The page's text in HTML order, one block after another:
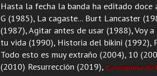
Hasta la fecha la banda ha editado doce
G (1985), La cagaste... Burt Lancaster
(1987), Agitar antes de usar (1988), Voy
tu vida (1990), Historia del bikini (1992),
Todo esto es muy extraño (2004), 10
(2010) Resurrección (2019), La esquina de